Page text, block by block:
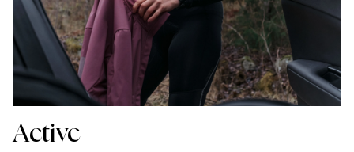
Active